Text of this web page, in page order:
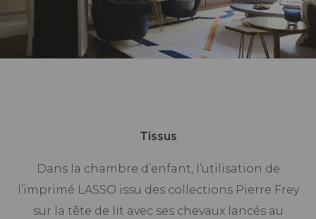
Tissus
Dans la chambre d’enfant, l’utilisation de
l’imprimé LASSO issu des collections Pierre Frey
sur la tête de lit avec ses chevaux lancés au